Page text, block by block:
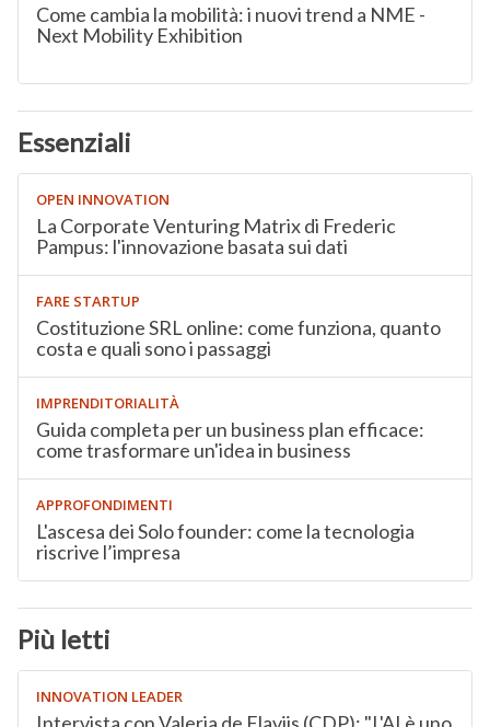
Come cambia la mobilità: i nuovi trend a NME -
Next Mobility Exhibition
Essenziali
OPEN INNOVATION
La Corporate Venturing Matrix di Frederic
Pampus: l'innovazione basata sui dati
FARE STARTUP
Costituzione SRL online: come funziona, quanto
costa e quali sono i passaggi
IMPRENDITORIALITÀ
Guida completa per un business plan efficace:
come trasformare un'idea in business
APPROFONDIMENTI
L'ascesa dei Solo founder: come la tecnologia
riscrive l’impresa
Più letti
INNOVATION LEADER